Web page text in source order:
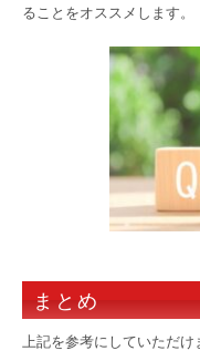
ることをオススメします。
まとめ
上記を参考にしていただ